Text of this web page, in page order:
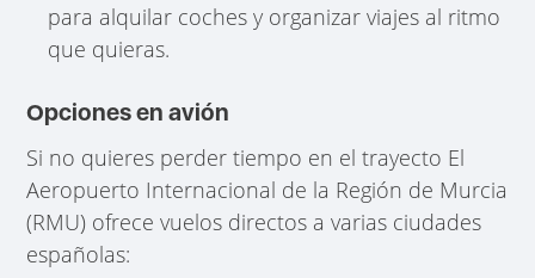
para alquilar coches y organizar viajes al ritmo
que quieras.
Opciones en avión
Si no quieres perder tiempo en el trayecto El
Aeropuerto Internacional de la Región de Murcia
(RMU) ofrece vuelos directos a varias ciudades
españolas: